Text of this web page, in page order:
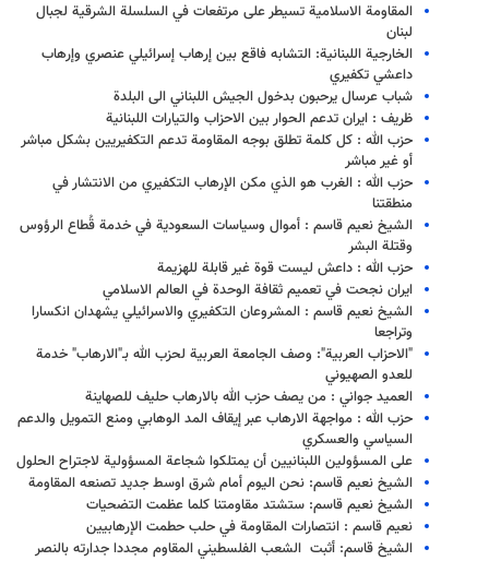
المقاومة الاسلامية تسيطر على مرتفعات في السلسلة الشرقية لجبال
لبنان
الخارجية اللبنانية: التشابه فاقع بين إرهاب إسرائيلي عنصري وإرهاب
داعشي تكفيري
شباب عرسال يرحبون بدخول الجيش اللبناني الى البلدة
ظريف : ايران تدعم الحوار بين الاحزاب والتيارات اللبنانية
حزب الله : كل كلمة تطلق بوجه المقاومة تدعم التكفيريين بشكل مباشر
أو غير مباشر
حزب الله : الغرب هو الذي مكن الإرهاب التكفيري من الانتشار في
منطقتنا
الشيخ نعيم قاسم : أموال وسياسات السعودية في خدمة قُطاع الرؤوس
وقتلة البشر
حزب الله : داعش ليست قوة غير قابلة للهزيمة
ايران نجحت في تعميم ثقافة الوحدة في العالم الاسلامي
الشيخ نعيم قاسم : المشروعان التكفيري والاسرائيلي يشهدان انكسارا
وتراجعا
"الاحزاب العربية": وصف الجامعة العربية لحزب الله بـ"الارهاب" خدمة
للعدو الصهيوني
العميد جواني : من يصف حزب الله بالارهاب حليف للصهاينة
حزب الله : مواجهة الارهاب عبر إيقاف المد الوهابي ومنع التمويل والدعم
السياسي والعسكري
على المسؤولين اللبنانيين أن يمتلكوا شجاعة المسؤولية لاجتراح الحلول
الشيخ نعيم قاسم: نحن اليوم أمام شرق اوسط جديد تصنعه المقاومة
الشيخ نعيم قاسم: ستشتد مقاومتنا كلما عظمت التضحيات
نعيم قاسم : انتصارات المقاومة في حلب حطمت الإرهابيين
الشيخ قاسم: أثبت الشعب الفلسطيني المقاوم مجددا جدارته بالنصر